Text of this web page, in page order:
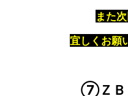
また
宜しくお願
⑦ＺＢ